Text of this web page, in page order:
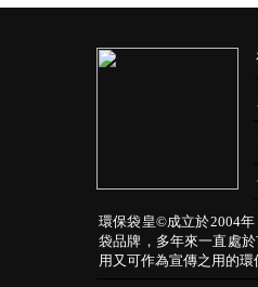
環保袋皇©成立於2004
袋品牌，多年來一直處
用又可作為宣傳之用的環